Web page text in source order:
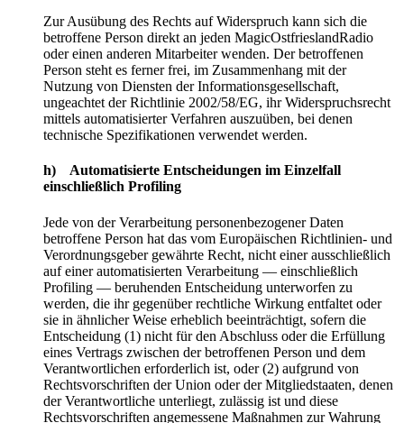
Zur Ausübung des Rechts auf Widerspruch kann sich die
betroffene Person direkt an jeden MagicOstfrieslandRadio
oder einen anderen Mitarbeiter wenden. Der betroffenen
Person steht es ferner frei, im Zusammenhang mit der
Nutzung von Diensten der Informationsgesellschaft,
ungeachtet der Richtlinie 2002/58/EG, ihr Widerspruchsrecht
mittels automatisierter Verfahren auszuüben, bei denen
technische Spezifikationen verwendet werden.
h) Automatisierte Entscheidungen im Einzelfall
einschließlich Profiling
Jede von der Verarbeitung personenbezogener Daten
betroffene Person hat das vom Europäischen Richtlinien- und
Verordnungsgeber gewährte Recht, nicht einer ausschließlich
auf einer automatisierten Verarbeitung — einschließlich
Profiling — beruhenden Entscheidung unterworfen zu
werden, die ihr gegenüber rechtliche Wirkung entfaltet oder
sie in ähnlicher Weise erheblich beeinträchtigt, sofern die
Entscheidung (1) nicht für den Abschluss oder die Erfüllung
eines Vertrags zwischen der betroffenen Person und dem
Verantwortlichen erforderlich ist, oder (2) aufgrund von
Rechtsvorschriften der Union oder der Mitgliedstaaten, denen
der Verantwortliche unterliegt, zulässig ist und diese
Rechtsvorschriften angemessene Maßnahmen zur Wahrung